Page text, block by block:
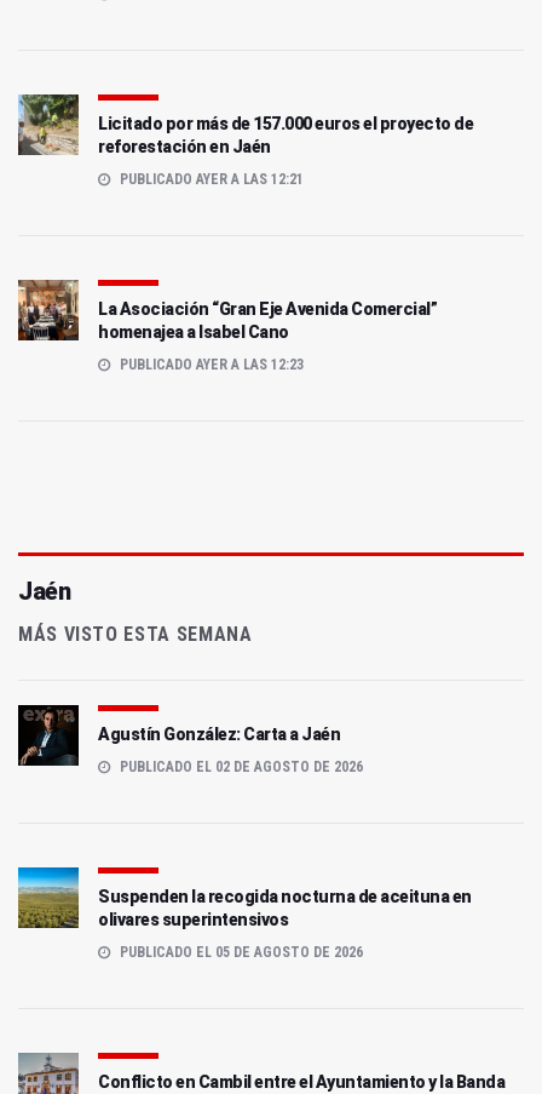
Licitado por más de 157.000 euros el proyecto de
reforestación en Jaén
PUBLICADO AYER A LAS 12:21
La Asociación “Gran Eje Avenida Comercial”
homenajea a Isabel Cano
PUBLICADO AYER A LAS 12:23
Jaén
MÁS VISTO ESTA SEMANA
Agustín González: Carta a Jaén
PUBLICADO EL 02 DE AGOSTO DE 2026
Suspenden la recogida nocturna de aceituna en
olivares superintensivos
PUBLICADO EL 05 DE AGOSTO DE 2026
Conflicto en Cambil entre el Ayuntamiento y la Banda